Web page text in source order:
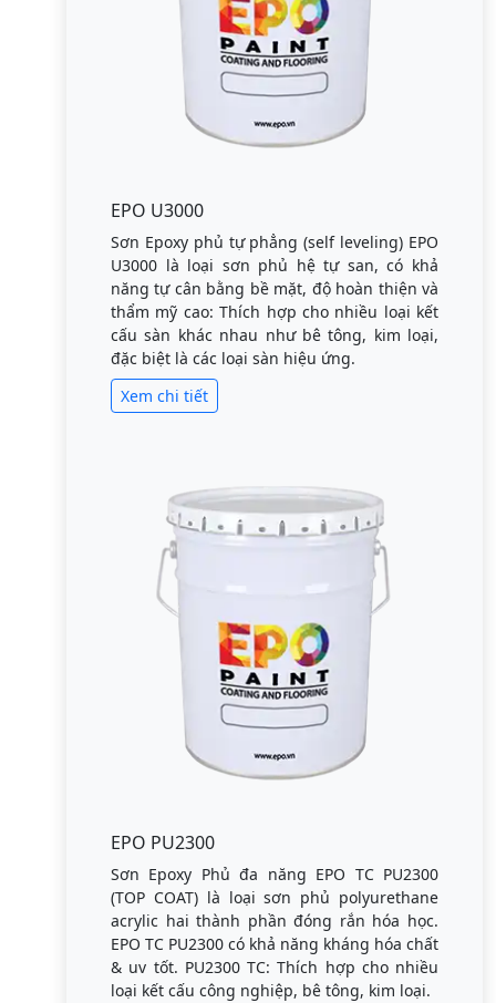
EPO U3000
Sơn Epoxy phủ tự phẳng (self leveling) EPO
U3000 là loại sơn phủ hệ tự san, có khả
năng tự cân bằng bề mặt, độ hoàn thiện và
thẩm mỹ cao: Thích hợp cho nhiều loại kết
cấu sàn khác nhau như bê tông, kim loại,
đặc biệt là các loại sàn hiệu ứng.
Xem chi tiết
EPO PU2300
Sơn Epoxy Phủ đa năng EPO TC PU2300
(TOP COAT) là loại sơn phủ polyurethane
acrylic hai thành phần đóng rắn hóa học.
EPO TC PU2300 có khả năng kháng hóa chất
& uv tốt. PU2300 TC: Thích hợp cho nhiều
loại kết cấu công nghiệp, bê tông, kim loại.